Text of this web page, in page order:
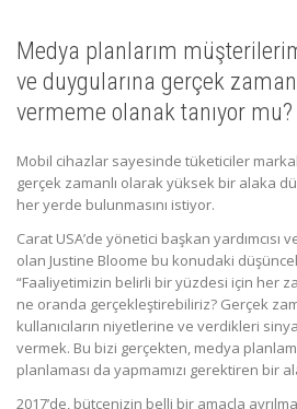
Medya planlarım
ve duygularına gerçek
vermeme olanak tanıyor mu?
Mobil cihazlar sayesinde tüketiciler
gerçek zamanlı olarak yüksek bir alaka
her yerde bulunmasını istiyor.
Carat USA’de yönetici başkan yardımcısı
olan Justine Bloome bu konudaki
“Faaliyetimizin belirli bir yüzdesi için her
ne oranda gerçekleştirebiliriz? Gerçek
kullanıcıların niyetlerine ve verdikleri
vermek. Bu bizi gerçekten, medya
planlaması da yapmamızı gerektiren bir
2017’de, bütçenizin belli bir amaçla